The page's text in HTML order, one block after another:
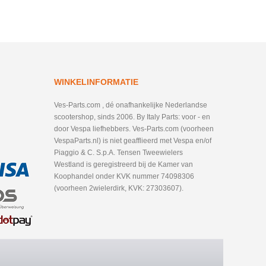
WINKELINFORMATIE
Ves-Parts.com , dé onafhankelijke Nederlandse
scootershop, sinds 2006. By Italy Parts: voor - en
door Vespa liefhebbers. Ves-Parts.com (voorheen
VespaParts.nl) is niet geafflieerd met Vespa en/of
Piaggio & C. S.p.A. Tensen Tweewielers
Westland is geregistreerd bij de Kamer van
Koophandel onder KVK nummer 74098306
(voorheen 2wielerdirk, KVK: 27303607).